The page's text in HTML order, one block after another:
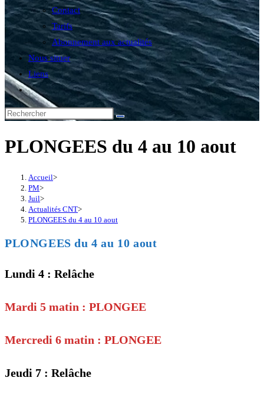
Contact
Tarifs
Abonnement aux actualités
Nous situer
Liens
Toggle
website
search
PLONGEES du 4 au 10 aout
Accueil>
PM>
Juil>
Actualités CNT>
PLONGEES du 4 au 10 aout
PLONGEES du 4 au 10 aout
Lundi 4 : Relâche
Mardi 5 matin : PLONGEE
Mercredi 6 matin : PLONGEE
Jeudi 7 : Relâche